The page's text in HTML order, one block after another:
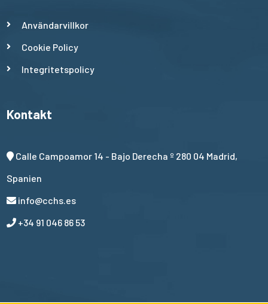
Användarvillkor
Cookie Policy
Integritetspolicy
Kontakt
Calle Campoamor 14 - Bajo Derecha º 280 04 Madrid,
Spanien
info@cchs.es
+34 91 046 86 53